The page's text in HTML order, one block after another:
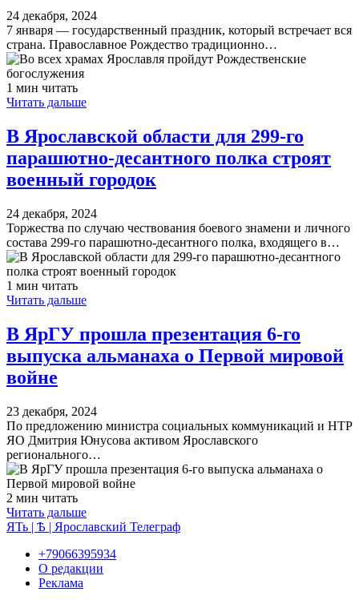
24 декабря, 2024
7 января — государственный праздник, который встречает вся
страна. Православное Рождество традиционно…
1 мин читать
Читать дальше
В Ярославской области для 299-го
парашютно-десантного полка строят
военный городок
24 декабря, 2024
Торжества по случаю чествования боевого знамени и личного
состава 299-го парашютно-десантного полка, входящего в…
1 мин читать
Читать дальше
В ЯрГУ прошла презентация 6-го
выпуска альманаха о Первой мировой
войне
23 декабря, 2024
По предложению министра социальных коммуникаций и НТР
ЯО Дмитрия Юнусова активом Ярославского
регионального…
2 мин читать
Читать дальше
ЯТь | Ѣ | Ярославский Телеграф
+79066395934
О редакции
Реклама